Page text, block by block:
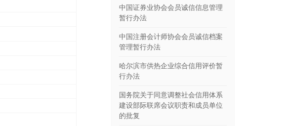
中国证券业协会会员诚信信息管理
暂行办法
中国注册会计师协会会员诚信档案
管理暂行办法
哈尔滨市供热企业综合信用评价暂
行办法
国务院关于同意调整社会信用体系
建设部际联席会议职责和成员单位
的批复